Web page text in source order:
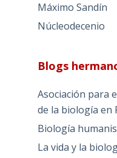
Máximo Sandín
Núcleodecenio
Blogs
Asociación para
de la biología en
Biología
La vida y la